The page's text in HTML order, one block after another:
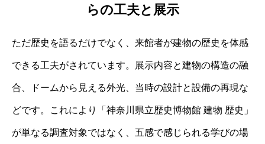
らの工夫と展示
ただ歴史を語るだけでなく、来館者が建物の歴史を体感
できる工夫がされています。展示内容と建物の構造の融
合、ドームから見える外光、当時の設計と設備の再現な
どです。これにより「神奈川県立歴史博物館 建物 歴史」
が単なる調査対象ではなく、五感で感じられる学びの場